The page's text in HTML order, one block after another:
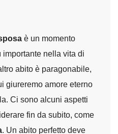
è un momento
nella vita di
abito è paragonabile,
giureremo amore eterno
Ci sono alcuni aspetti
fin da subito, come
. Un abito perfetto deve